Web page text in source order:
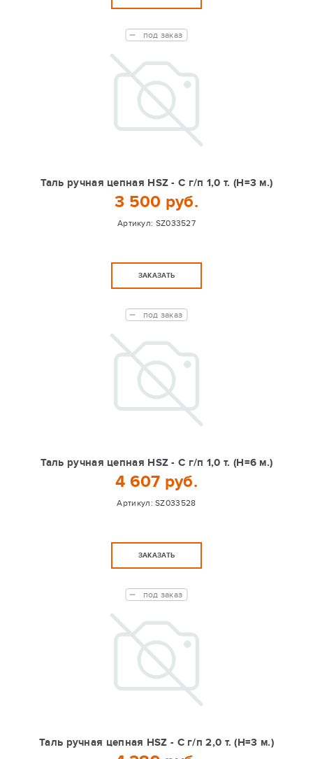
Таль ручная цепная HSZ - C г/п 1,0 т. (Н=3 м.)
3 500 руб.
Артикул: SZ033527
под заказ
ЗАКАЗАТЬ
Таль ручная цепная HSZ - C г/п 1,0 т. (Н=6 м.)
4 607 руб.
Артикул:SZ033528
под заказ
ЗАКАЗАТЬ
Таль ручная цепная HSZ - C г/п 2,0 т. (Н=3 м.)
под заказ